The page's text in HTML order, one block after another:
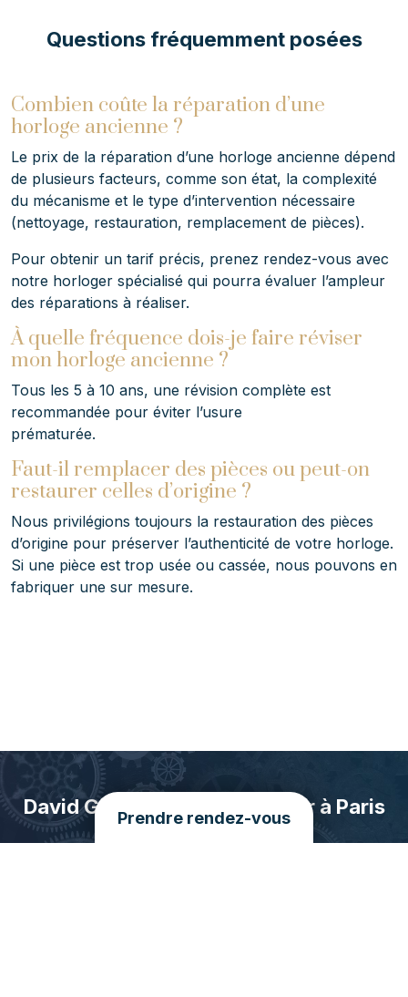
Questions fréquemment posées
Combien coûte la réparation d’une
horloge ancienne ?
Le prix de la réparation d’une horloge ancienne dépend
de plusieurs facteurs, comme son état, la complexité
du mécanisme et le type d’intervention nécessaire
(nettoyage, restauration, remplacement de pièces).
Pour obtenir un tarif précis, prenez rendez-vous avec
notre horloger spécialisé qui pourra évaluer l’ampleur
des réparations à réaliser.
À quelle fréquence dois-je faire réviser
mon horloge ancienne ?
Tous les 5 à 10 ans, une révision complète est
recommandée pour éviter l’usure
prématurée.
Faut-il remplacer des pièces ou peut-on
restaurer celles d’origine ?
Nous privilégions toujours la restauration des pièces
d’origine pour préserver l’authenticité de votre horloge.
Si une pièce est trop usée ou cassée, nous pouvons en
fabriquer une sur mesure.
David Guerard, votre horloger à Paris
6e arrondissement
Prendre rendez-vous